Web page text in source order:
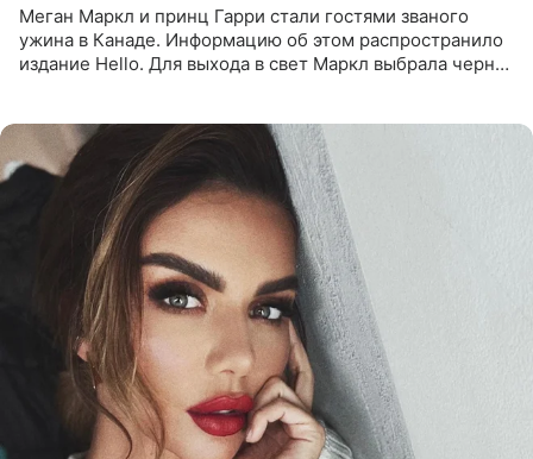
Меган Маркл и принц Гарри стали гостями званого
ужина в Канаде. Информацию об этом распространило
издание Hello. Для выхода в свет Маркл выбрала черное